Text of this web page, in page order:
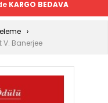
KARGO BEDAVA
Banerjee